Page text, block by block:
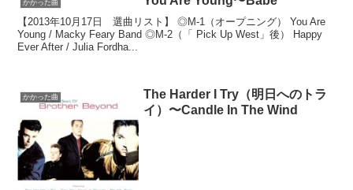
かかった曲
【2013年10月17日 選曲リスト】 ◎M-1（オープニング） You Are
Young / Macky Feary Band ◎M-2（「 Pick Up West」後） Happy
Ever After / Julia Fordha...
かかった曲
The Harder I Try（明日へのトラ
イ）〜Candle In The Wind